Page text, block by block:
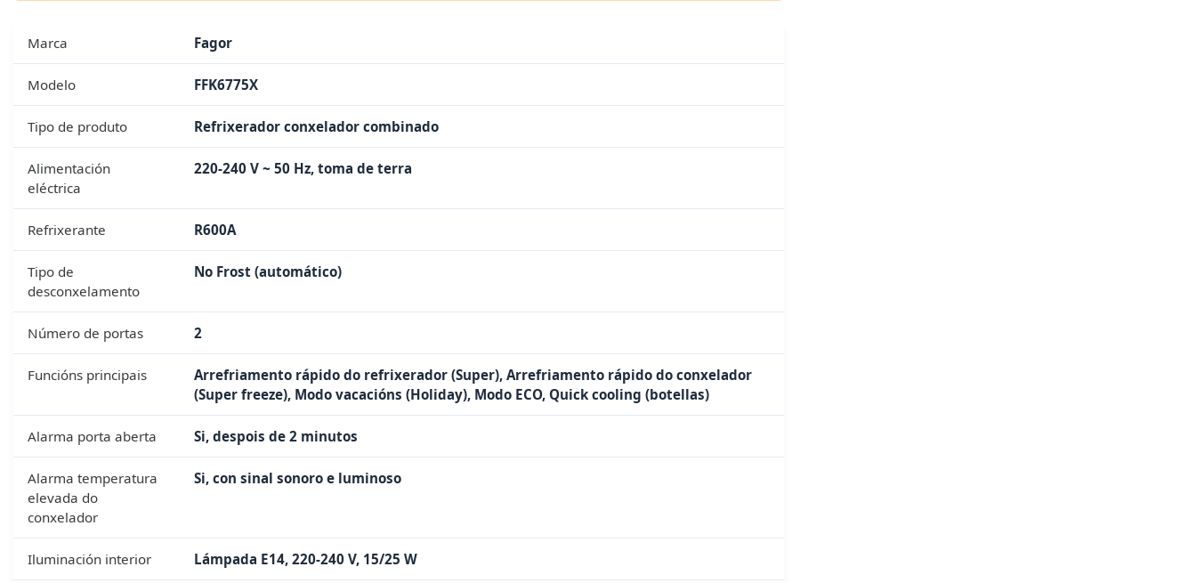
Marca Fagor
Modelo FFK6775X
Tipo de produto Refrixerador conxelador combinado
Alimentación
eléctrica
220-240 V ~ 50 Hz, toma de terra
Refrixerante R600A
Tipo de
desconxelamento
No Frost (automático)
Número de portas 2
Funcións principais
Arrefriamento rápido do refrixerador (Super), Arrefriamento rápido do conxelador
(Super freeze), Modo vacacións (Holiday), Modo ECO, Quick cooling (botellas)
Alarma porta aberta Si, despois de 2 minutos
Alarma temperatura
elevada do
conxelador
Si, con sinal sonoro e luminoso
Iluminación interior Lámpada E14, 220-240 V, 15/25 W